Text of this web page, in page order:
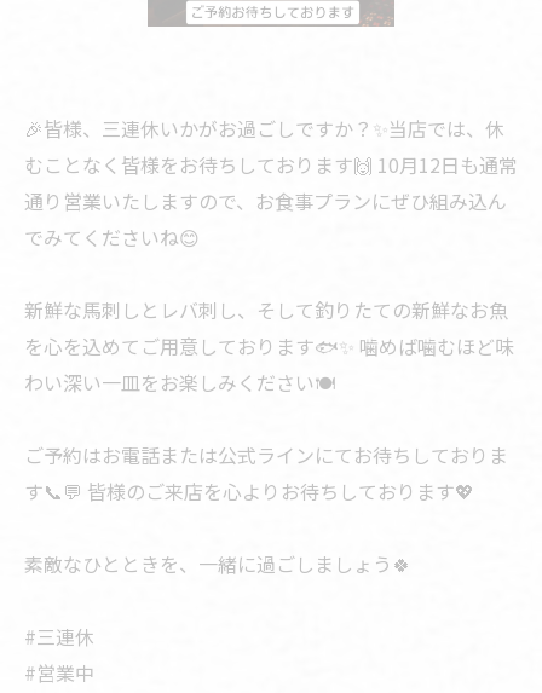
🎉皆様、三連休いかがお過ごしですか？✨当店では、休
むことなく皆様をお待ちしております🙌 10月12日も通常
通り営業いたしますので、お食事プランにぜひ組み込ん
でみてくださいね😊
新鮮な馬刺しとレバ刺し、そして釣りたての新鮮なお魚
を心を込めてご用意しております🐟✨ 噛めば噛むほど味
わい深い一皿をお楽しみください🍽️
ご予約はお電話または公式ラインにてお待ちしておりま
す📞💬 皆様のご来店を心よりお待ちしております💖
素敵なひとときを、一緒に過ごしましょう🍀
#三連休
#営業中